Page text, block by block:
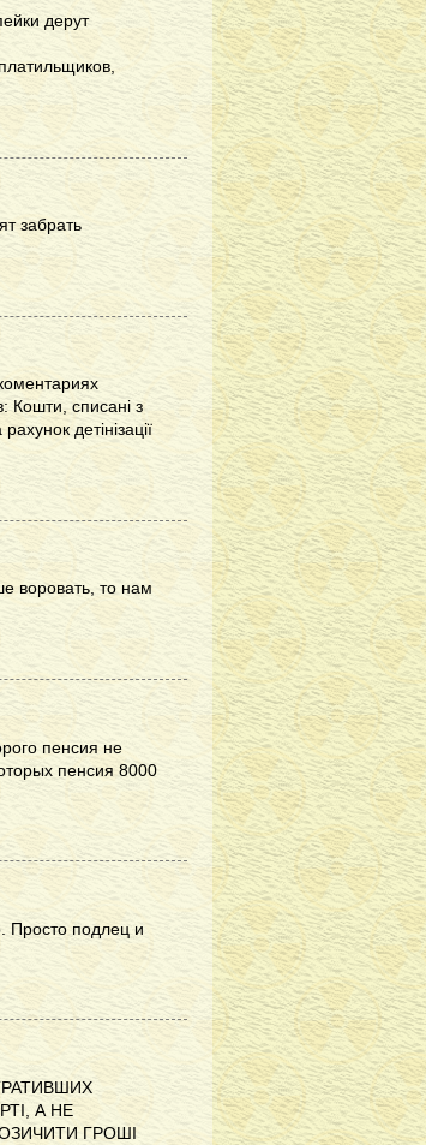
дерут
забрать
Кошти, списані з
детінізації
воровать, то нам
пенсия не
пенсия 8000
Просто подлец и
А НЕ
ГРОШІ